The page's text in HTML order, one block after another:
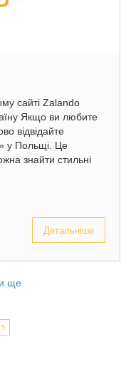
сайті Zalando
Якщо ви любите
відвідайте
у Польщі. Це
знайти стильні
Детальніше
ще
5